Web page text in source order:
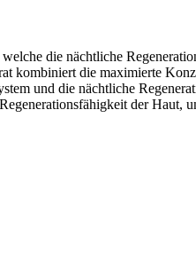
die nächtliche
kombiniert die maximierte
und die nächtliche
der Haut,